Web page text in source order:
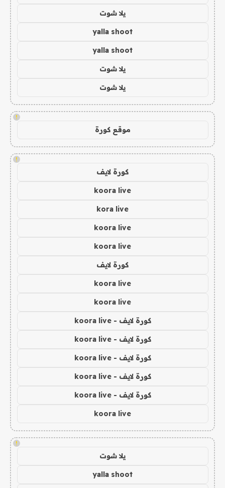
يلا شوت
yalla shoot
yalla shoot
يلا شوت
يلا شوت
!
موقع كورة
!
كورة لايف
koora live
kora live
koora live
koora live
كورة لايف
koora live
koora live
كورة لايف - koora live
كورة لايف - koora live
كورة لايف - koora live
كورة لايف - koora live
كورة لايف - koora live
koora live
!
يلا شوت
yalla shoot